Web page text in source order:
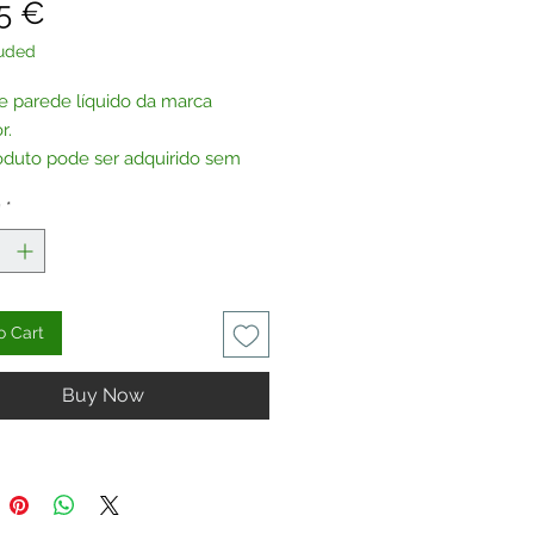
€
parede líquido da marca
pode ser adquirido sem
nos
*
Cart
Buy Now